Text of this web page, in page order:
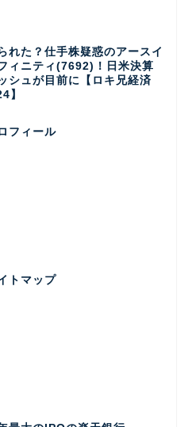
れた？仕手株疑惑のアースイ
ィニティ(7692)！日米決算
シュが目前に【ロキ兄経済
】
フィール
トマップ